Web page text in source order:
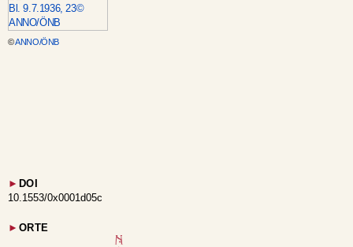
©ANNO/ÖNB
► DOI
10.1553/0x0001d05c
► ORTE